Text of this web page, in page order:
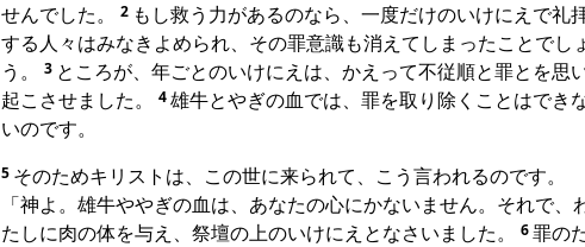
せんでした。
2 もし救う力があるのなら、一度だけのいけにえで礼
する人々はみなきよめられ、その罪意識も消えてしまったことでし
う。
3 ところが、年ごとのいけにえは、かえって不従順と罪とを思
起こさせました。
4雄牛とやぎの血では、罪を取り除くことはでき
いのです。
5 そのためキリストは、この世に来られて、こう言われるのです。
「神よ。雄牛ややぎの血は、あなたの心にかないません。それで、
たしに肉の体を与え、祭壇の上のいけにえとなさいました。
6罪の